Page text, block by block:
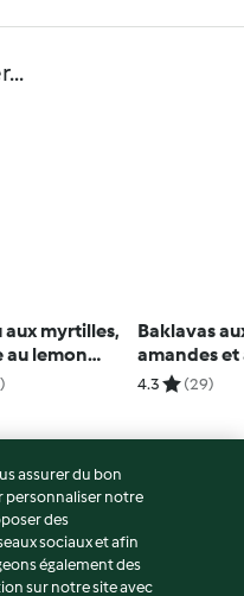
aux myrtilles,
au lemon
Baklavas
amandes et
pistaches
4.3 (29)
assurer du bon
personnaliser notre
des
sociaux et afin
également des
sur notre site avec